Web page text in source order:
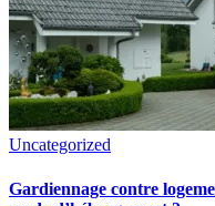
Uncategorized
Gardiennage contre